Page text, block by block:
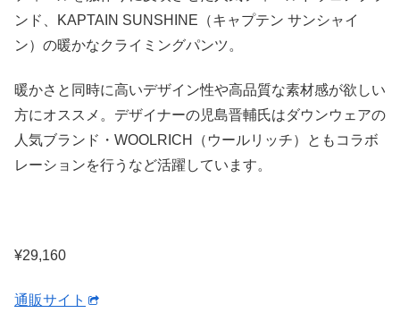
ンド、KAPTAIN SUNSHINE（キャプテン サンシャイ
ン）の暖かなクライミングパンツ。
暖かさと同時に高いデザイン性や高品質な素材感が欲しい
方にオススメ。デザイナーの児島晋輔氏はダウンウェアの
人気ブランド・WOOLRICH（ウールリッチ）ともコラボ
レーションを行うなど活躍しています。
¥29,160
通販サイト